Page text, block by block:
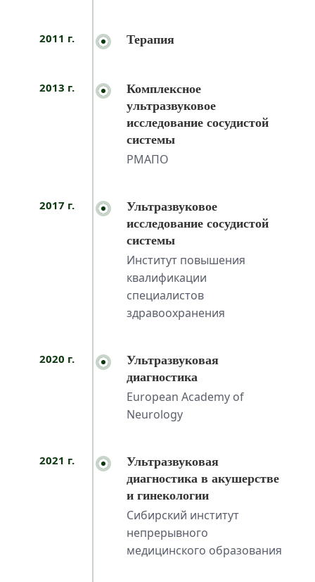
2011 г. Терапия
2013 г.
Комплексное
ультразвуковое
исследование сосудистой
системы
РМАПО
2017 г.
Ультразвуковое
исследование сосудистой
системы
Институт повышения
квалификации
специалистов
здравоохранения
2020 г.
Ультразвуковая
диагностика
European Academy of
Neurology
2021 г.
Ультразвуковая
диагностика в акушерстве
и гинекологии
Сибирский институт
непрерывного
медицинского образования